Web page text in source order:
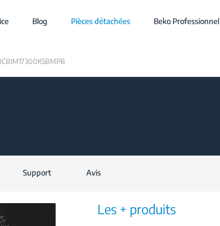
Blog Pièces détachées Beko Professionnel
Support Avis
Les + produits